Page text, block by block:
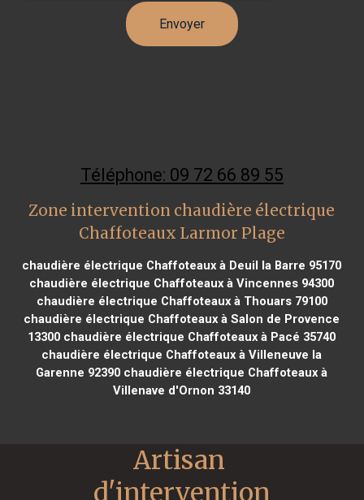
Téléphone: 09 72 66 89 55
Zone intervention chaudière électrique
Chaffoteaux Larmor Plage
chaudière électrique Chaffoteaux à Deuil la Barre 95170
chaudière électrique Chaffoteaux à Vincennes 94300
chaudière électrique Chaffoteaux à Thouars 79100
chaudière électrique Chaffoteaux à Salon de Provence
13300 chaudière électrique Chaffoteaux à Pacé 35740
chaudière électrique Chaffoteaux à Villeneuve la
Garenne 92390 chaudière électrique Chaffoteaux à
Villenave d'Ornon 33140
Artisan
d'intervention